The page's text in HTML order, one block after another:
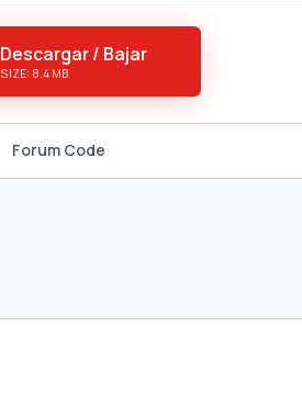
Descargar / Bajar
SIZE: 8.4 MB
Forum Code